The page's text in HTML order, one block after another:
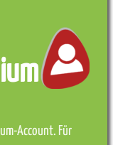
Account. Für